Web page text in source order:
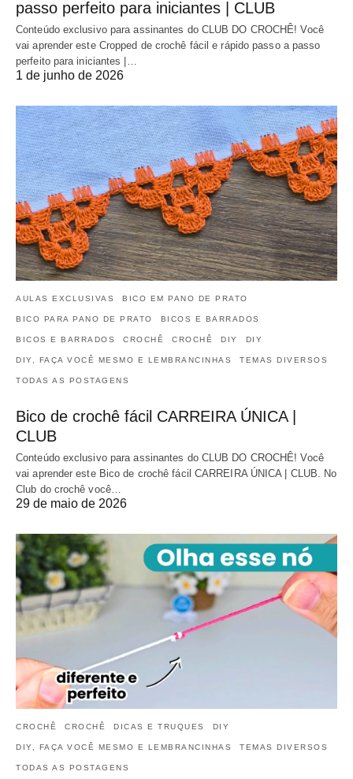
passo perfeito para iniciantes | CLUB
Conteúdo exclusivo para assinantes do CLUB DO CROCHÊ! Você
vai aprender este Cropped de crochê fácil e rápido passo a passo
perfeito para iniciantes |…
1 de junho de 2026
AULAS EXCLUSIVAS BICO EM PANO DE PRATO
BICO PARA PANO DE PRATO BICOS E BARRADOS
BICOS E BARRADOS CROCHÊ CROCHÊ DIY DIY
DIY, FAÇA VOCÊ MESMO E LEMBRANCINHAS TEMAS DIVERSOS
TODAS AS POSTAGENS
Bico de crochê fácil CARREIRA ÚNICA |
CLUB
Conteúdo exclusivo para assinantes do CLUB DO CROCHÊ! Você
vai aprender este Bico de crochê fácil CARREIRA ÚNICA | CLUB. No
Club do crochê você…
29 de maio de 2026
CROCHÊ CROCHÊ DICAS E TRUQUES DIY
DIY, FAÇA VOCÊ MESMO E LEMBRANCINHAS TEMAS DIVERSOS
TODAS AS POSTAGENS